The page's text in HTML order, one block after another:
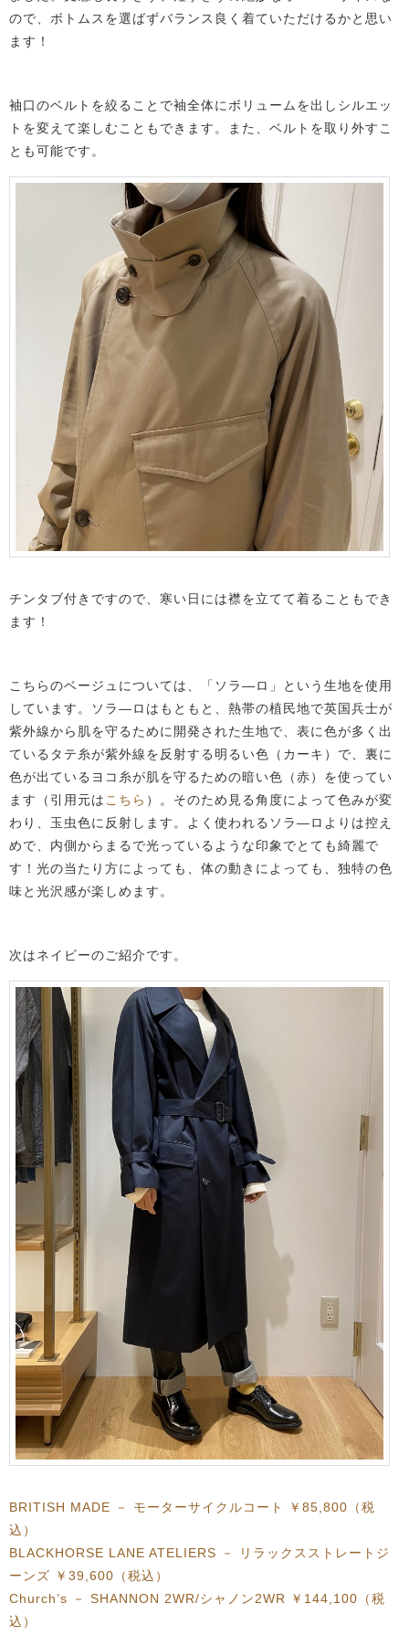
ので、ボトムスを選ばずバランス良く着ていただけるかと思い
ます！
袖口のベルトを絞ることで袖全体にボリュームを出しシルエッ
トを変えて楽しむこともできます。また、ベルトを取り外すこ
とも可能です。
チンタブ付きですので、寒い日には襟を立てて着ることもでき
ます！
こちらのベージュについては、「ソラ―ロ」という生地を使用
しています。ソラ―ロはもともと、熱帯の植民地で英国兵士が
紫外線から肌を守るために開発された生地で、表に色が多く出
ているタテ糸が紫外線を反射する明るい色（カーキ）で、裏に
色が出ているヨコ糸が肌を守るための暗い色（赤）を使ってい
ます（引用元は こちら ）。そのため見る角度によって色みが変
わり、玉虫色に反射します。よく使われるソラ―ロよりは控え
めで、内側からまるで光っているような印象でとても綺麗で
す！光の当たり方によっても、体の動きによっても、独特の色
味と光沢感が楽しめます。
次はネイビーのご紹介です。
BRITISH MADE － モーターサイクルコート ￥85,800（税
込）
BLACKHORSE LANE ATELIERS － リラックスストレートジ
ーンズ ￥39,600（税込）
Church’s － SHANNON 2WR/シャノン2WR ￥144,100（税
込）